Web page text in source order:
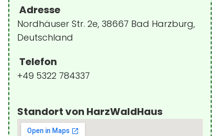
Adresse
Nordhäuser Str. 2e, 38667 Bad Harzburg,
Deutschland
Telefon
+49 5322 784337
Standort von HarzWaldHaus